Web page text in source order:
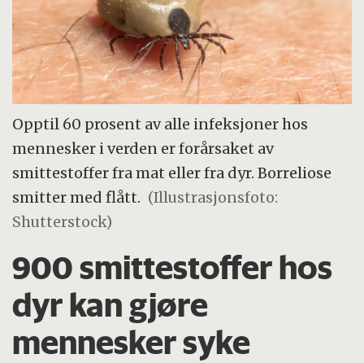
Opptil 60 prosent av alle infeksjoner hos
mennesker i verden er forårsaket av
smittestoffer fra mat eller fra dyr. Borreliose
smitter med flått. (Illustrasjonsfoto:
Shutterstock)
900 smitte­stoffer hos
dyr kan gjøre
mennesker syke